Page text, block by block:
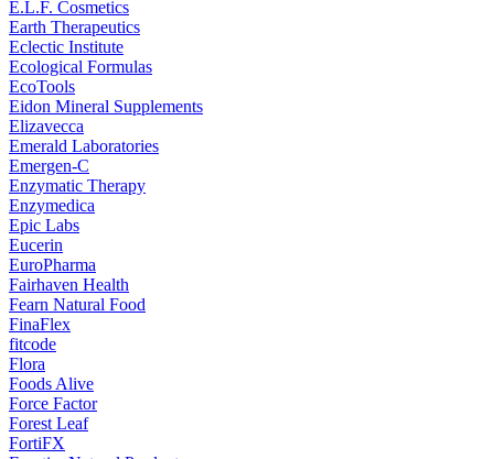
E.L.F. Cosmetics
Earth Therapeutics
Eclectic Institute
Ecological Formulas
EcoTools
Eidon Mineral Supplements
Elizavecca
Emerald Laboratories
Emergen-C
Enzymatic Therapy
Enzymedica
Epic Labs
Eucerin
EuroPharma
Fairhaven Health
Fearn Natural Food
FinaFlex
fitcode
Flora
Foods Alive
Force Factor
Forest Leaf
FortiFX